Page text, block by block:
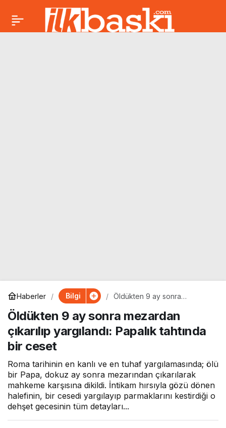
Haberler Bilgi
Öldükten 9 ay sonra
Papalık tahtında bir ceset
Öldükten 9 ay sonra mezardan
çıkarılıp yargılandı: Papalık tahtında
bir ceset
Roma tarihinin en kanlı ve en tuhaf yargılamasında; ölü
bir Papa, dokuz ay sonra mezarından çıkarılarak
mahkeme karşısına dikildi. İntikam hırsıyla gözü dönen
halefinin, bir cesedi yargılayıp parmaklarını kestirdiği o
dehşet gecesinin tüm detayları...
Günahın başkenti: